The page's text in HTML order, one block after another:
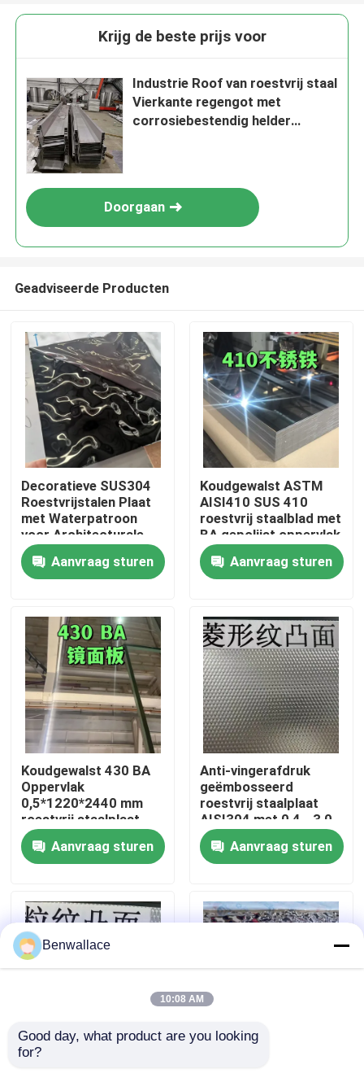
Producten
Video's
Over ons
fabriekstour
Kwaliteitscontrole
Neem contact met ons op
Nieuws
Krijg de beste prijs voor
Industrie Roof van roestvrij staal
Vierkante regengot met
corrosiebestendig helder
Doorgaan
Geadviseerde Producten
Decoratieve SUS304
Roestvrijstalen Plaat
met Waterpatroon
voor Architecturale
Buitenruimtes
Aanvraag sturen
Koudgewalst ASTM
AISI410 SUS 410
roestvrij staalblad met
BA gepolijst oppervlak
0,8 * 1220 * 2440
Aanvraag sturen
Koudgewalst 430 BA
Oppervlak
0,5*1220*2440 mm
roestvrij staalplaat
met 6K
spiegeloppervlak
Aanvraag sturen
Anti-vingerafdruk
geëmbosseerd
roestvrij staalplaat
AISI304 met 0,4 - 3,0
mm dikte voor
architecturale
toepassingen
Aanvraag sturen
AISI304 Edelstaal
Benwallace
10:08 AM
Good day, what product are you looking
for?